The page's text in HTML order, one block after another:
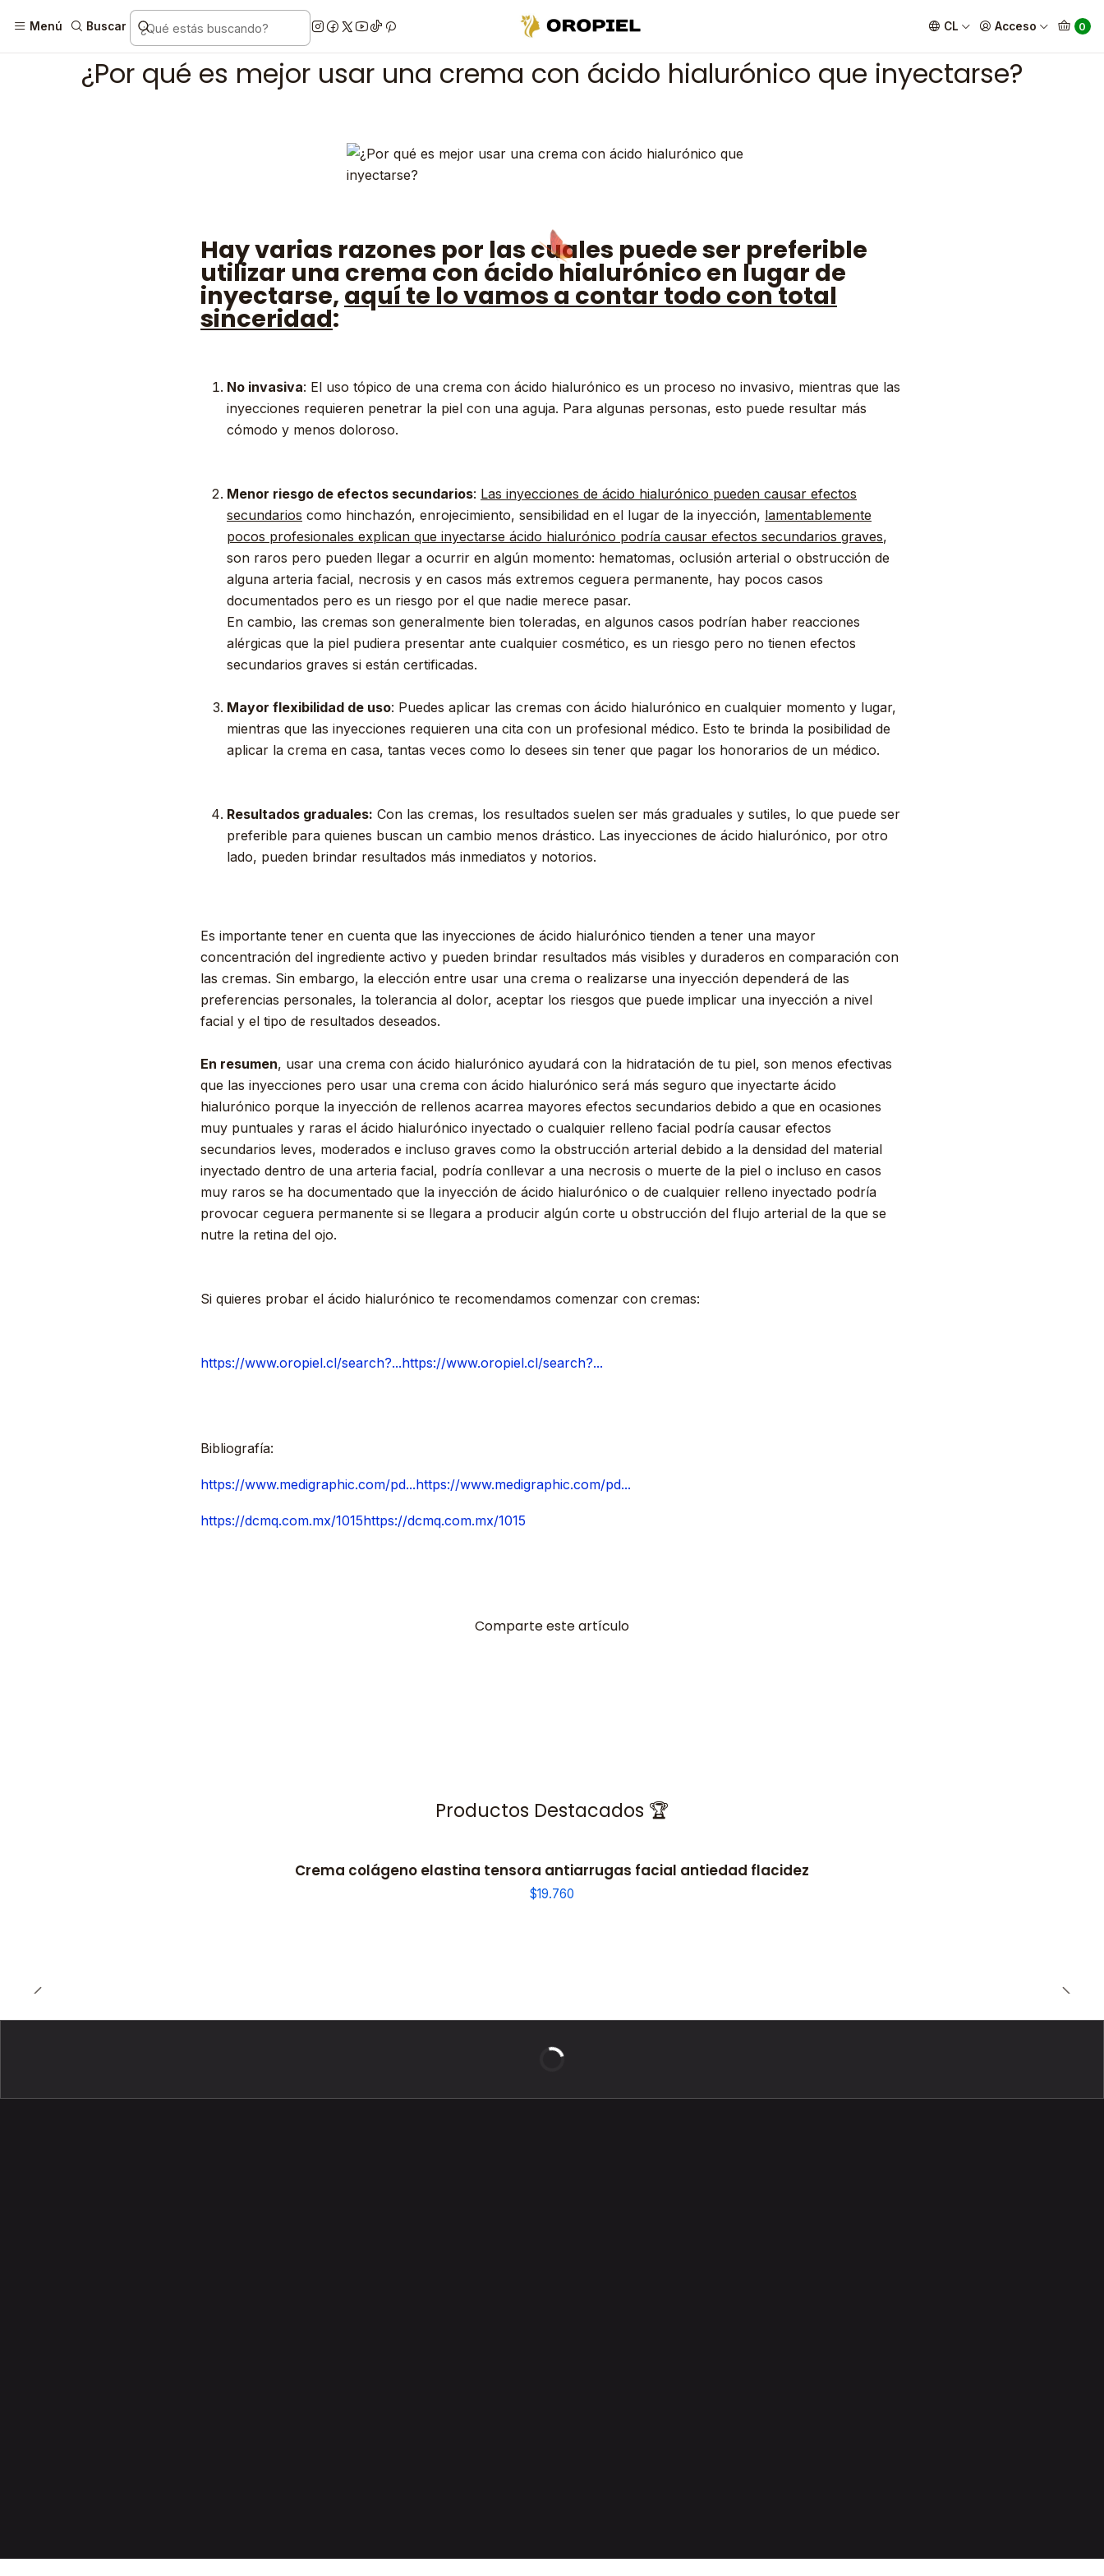
Menú Buscar CL Acceso 0
Inicio ¿Por qué es mejor usar una crema con ácido hialurónico que inyectarse?
¿Por qué es mejor usar una crema con ácido hialurónico que inyectarse?
Hay varias razones por las cuales puede ser preferible
utilizar una crema con ácido hialurónico en lugar de
inyectarse, aquí te lo vamos a contar todo con total
sinceridad:
No invasiva: El uso tópico de una crema con ácido hialurónico es un proceso no invasivo, mientras que las
inyecciones requieren penetrar la piel con una aguja. Para algunas personas, esto puede resultar más
cómodo y menos doloroso.
Menor riesgo de efectos secundarios: Las inyecciones de ácido hialurónico pueden causar efectos
secundarios como hinchazón, enrojecimiento, sensibilidad en el lugar de la inyección, lamentablemente
pocos profesionales explican que inyectarse ácido hialurónico podría causar efectos secundarios graves,
son raros pero pueden llegar a ocurrir en algún momento: hematomas, oclusión arterial o obstrucción de
alguna arteria facial, necrosis y en casos más extremos ceguera permanente, hay pocos casos
documentados pero es un riesgo por el que nadie merece pasar.
En cambio, las cremas son generalmente bien toleradas, en algunos casos podrían haber reacciones
alérgicas que la piel pudiera presentar ante cualquier cosmético, es un riesgo pero no tienen efectos
secundarios graves si están certificadas.
Mayor flexibilidad de uso: Puedes aplicar las cremas con ácido hialurónico en cualquier momento y lugar,
mientras que las inyecciones requieren una cita con un profesional médico. Esto te brinda la posibilidad de
aplicar la crema en casa, tantas veces como lo desees sin tener que pagar los honorarios de un médico.
Resultados graduales: Con las cremas, los resultados suelen ser más graduales y sutiles, lo que puede ser
preferible para quienes buscan un cambio menos drástico. Las inyecciones de ácido hialurónico, por otro
lado, pueden brindar resultados más inmediatos y notorios.
Es importante tener en cuenta que las inyecciones de ácido hialurónico tienden a tener una mayor
concentración del ingrediente activo y pueden brindar resultados más visibles y duraderos en comparación con
las cremas. Sin embargo, la elección entre usar una crema o realizarse una inyección dependerá de las
preferencias personales, la tolerancia al dolor, aceptar los riesgos que puede implicar una inyección a nivel
facial y el tipo de resultados deseados.
En resumen, usar una crema con ácido hialurónico ayudará con la hidratación de tu piel, son menos efectivas
que las inyecciones pero usar una crema con ácido hialurónico será más seguro que inyectarte ácido
hialurónico porque la inyección de rellenos acarrea mayores efectos secundarios debido a que en ocasiones
muy puntuales y raras el ácido hialurónico inyectado o cualquier relleno facial podría causar efectos
secundarios leves, moderados e incluso graves como la obstrucción arterial debido a la densidad del material
inyectado dentro de una arteria facial, podría conllevar a una necrosis o muerte de la piel o incluso en casos
muy raros se ha documentado que la inyección de ácido hialurónico o de cualquier relleno inyectado podría
provocar ceguera permanente si se llegara a producir algún corte u obstrucción del flujo arterial de la que se
nutre la retina del ojo.
Si quieres probar el ácido hialurónico te recomendamos comenzar con cremas:
https://www.oropiel.cl/search?...https://www.oropiel.cl/search?...
Bibliografía:
https://www.medigraphic.com/pd...https://www.medigraphic.com/pd...
https://dcmq.com.mx/1015https://dcmq.com.mx/1015
Comparte este artículo
Productos Destacados 🏆
Crema colágeno elastina tensora antiarrugas facial antiedad flacidez
$19.760
BELLEZA DE LUJO